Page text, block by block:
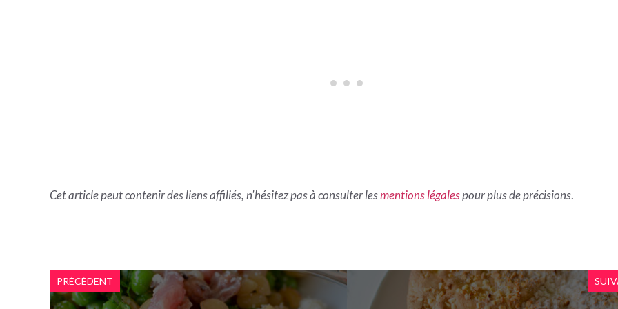
Cet article peut contenir des liens affiliés, n'hésitez pas à consulter lesmentions légalespour plus de précisions.
PRÉCÉDENT